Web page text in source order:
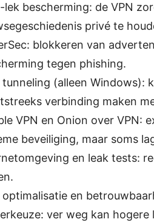
lek bescherming: de VPN
privé te
blokkeren van
tegen phishing.
tunneling (alleen Windows):
verbinding maken
VPN en Onion over VPN:
beveiliging, maar soms
en leak tests:
optimalisatie en
ver weg kan